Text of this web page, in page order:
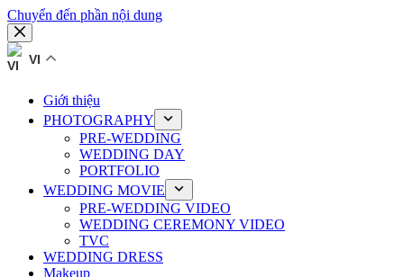
Chuyển đến phần nội dung
VI
Giới thiệu
PHOTOGRAPHY
PRE-WEDDING
WEDDING DAY
PORTFOLIO
WEDDING MOVIE
PRE-WEDDING VIDEO
WEDDING CEREMONY VIDEO
TVC
WEDDING DRESS
Makeup